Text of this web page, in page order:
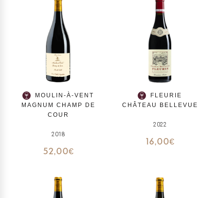
MOULIN-À-VENT
MAGNUM CHAMP DE
COUR
2018
52,00€
FLEURIE
CHÂTEAU BELLEVUE
2022
16,00€